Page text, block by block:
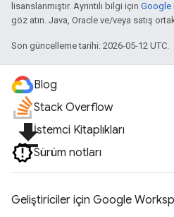
lisanslanmıştır. Ayrıntılı bilgi için Google
göz atın. Java, Oracle ve/veya satış
Son güncelleme tarihi: 2026-05-12 UTC.
Blog
Stack Overflow
file_downloadİstemci Kitaplıkları
Sürüm notları
Geliştiriciler için Google